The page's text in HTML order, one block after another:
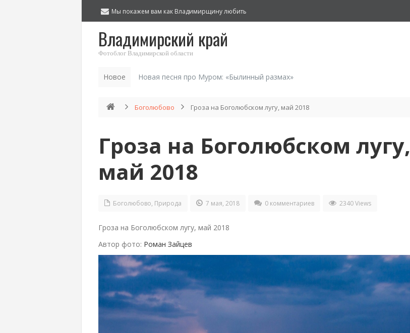
Мы покажем вам как Владимирщину любить
Владимирский край
Фотоблог Владимирской области
Новое Новая песня про Муром: «Былинный размах»
Боголюбово Гроза на Боголюбском лугу, май 2018
Гроза на Боголюбском лугу,
май 2018
Боголюбово, Природа 7 мая, 2018 0 комментариев 2340 Views
Гроза на Боголюбском лугу, май 2018
Автор фото: Роман Зайцев